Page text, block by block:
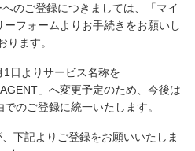
のご登録につきましては、
「マイ
フォームよりお手続きをお願いし
ります。
日よりサービス名称を
」へ変更予定のため、 今後は
のご登録に統一いたします。
下記よりご登録をお願いいたしま